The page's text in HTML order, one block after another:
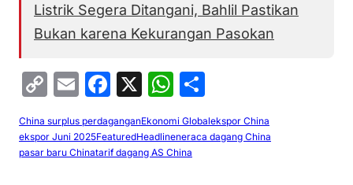
Listrik Segera Ditangani, Bahlil Pastikan
Bukan karena Kekurangan Pasokan
C
p
y
E
ai
l
F
c
e
X
W
h
at
s
h
ar
China surplus perdaganganEkonomi Globalekspor China
ekspor Juni 2025FeaturedHeadlineneraca dagang China
pasar baru Chinatarif dagang AS China